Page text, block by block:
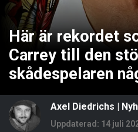
Här är rekordet
Carrey till den
skådespelaren
Axel Diedrichs |
Uppdaterad: 14 juli